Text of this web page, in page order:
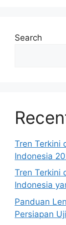
Search
Tren Terkini
Indonesia
Tren Terkini
Indonesia
Panduan
Persiapan